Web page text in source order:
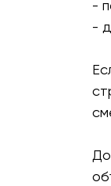
-
-